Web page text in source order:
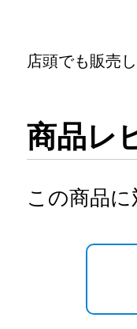
店頭でも販売
商品レ
この商品